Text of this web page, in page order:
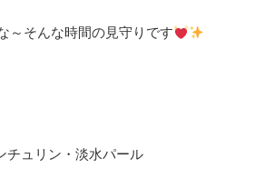
～そんな時間の見守りです
チュリン・淡水パール